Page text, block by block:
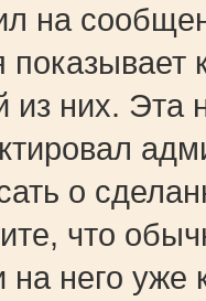
на
показывает
из них. Эта
о
что
него уже